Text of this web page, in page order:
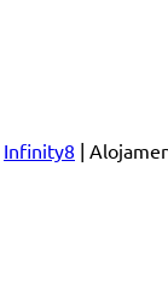
Infinity8 |